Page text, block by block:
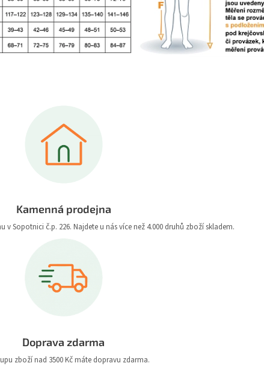
Kamenná prodejna
v Sopotnici č.p. 226. Najdete u nás více než 4.000 druhů zboží skladem.
Doprava zdarma
zboží nad 3500 Kč máte dopravu zdarma.